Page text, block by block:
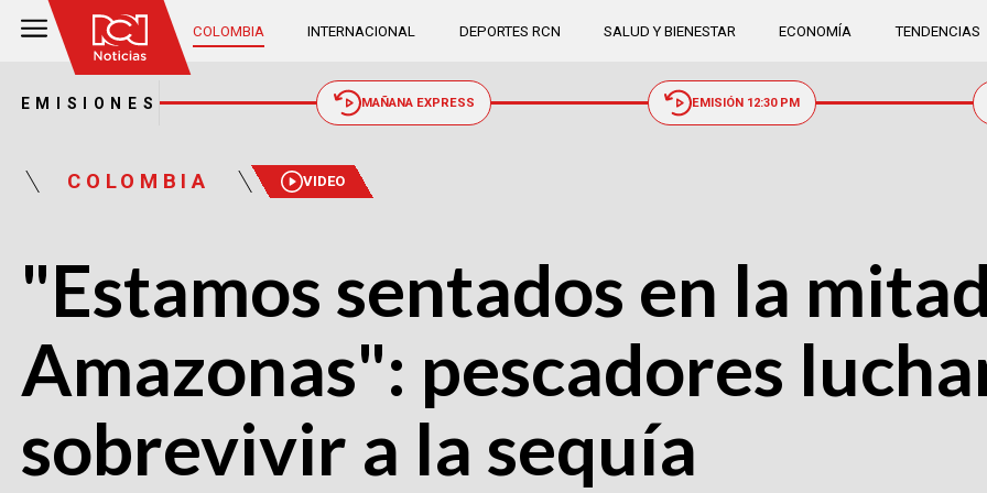
COLOMBIA INTERNACIONAL DEPORTES RCN SALUD Y BIENESTAR ECONOMÍA TENDENCIAS
EMISIONES MAÑANA EXPRESS EMISIÓN 12:30 PM
COLOMBIA VIDEO
"Estamos sentados en la
Amazonas": pescadores
sobrevivir a la sequía